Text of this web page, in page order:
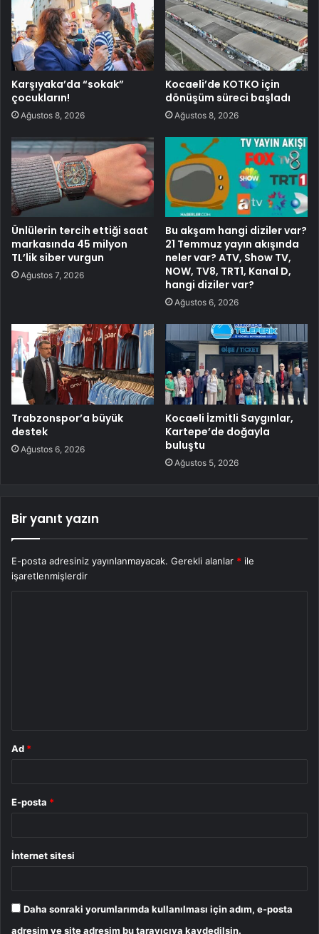
Karşıyaka’da “sokak”
çocukların!
Ağustos 8, 2026
Kocaeli’de KOTKO için
dönüşüm süreci başladı
Ağustos 8, 2026
Ünlülerin tercih ettiği saat
markasında 45 milyon
TL’lik siber vurgun
Ağustos 7, 2026
Bu akşam hangi diziler var?
21 Temmuz yayın akışında
neler var? ATV, Show TV,
NOW, TV8, TRT1, Kanal D,
hangi diziler var?
Ağustos 6, 2026
Trabzonspor’a büyük
destek
Ağustos 6, 2026
Kocaeli İzmitli Saygınlar,
Kartepe’de doğayla
buluştu
Ağustos 5, 2026
Bir yanıt yazın
E-posta adresiniz yayınlanmayacak. Gerekli alanlar * ile
işaretlenmişlerdir
Ad *
E-posta *
İnternet sitesi
Daha sonraki yorumlarımda kullanılması için adım, e-posta
adresim ve site adresim bu tarayıcıya kaydedilsin.